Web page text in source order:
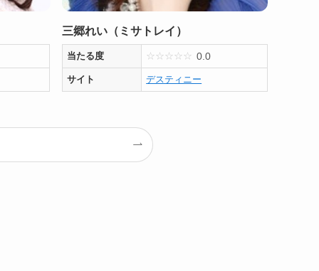
三郷れい（ミサトレイ）
当たる度 ☆☆☆☆☆ 0.0
サイト デスティニー